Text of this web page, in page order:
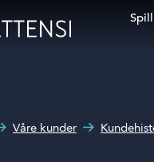
Våre kunder